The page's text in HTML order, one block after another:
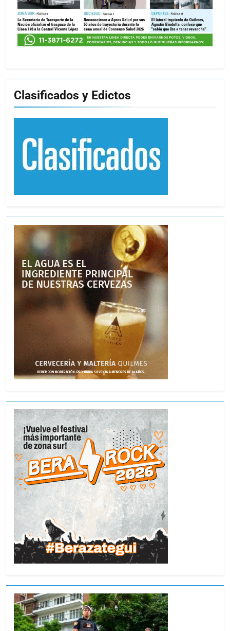
Clasificados y Edictos